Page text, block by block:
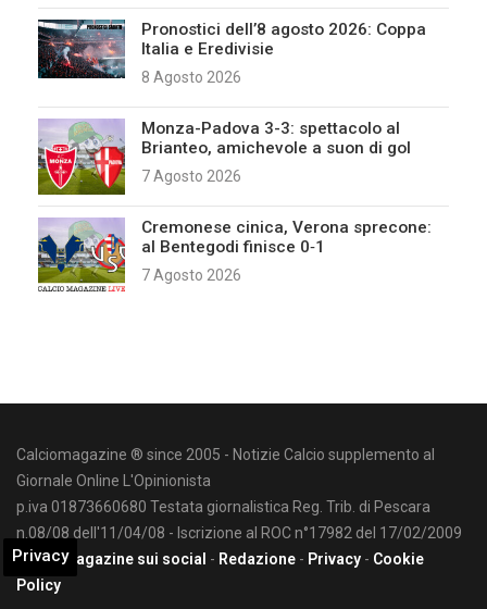
Pronostici dell’8 agosto 2026: Coppa
Italia e Eredivisie
8 Agosto 2026
Monza-Padova 3-3: spettacolo al
Brianteo, amichevole a suon di gol
7 Agosto 2026
Cremonese cinica, Verona sprecone:
al Bentegodi finisce 0‑1
7 Agosto 2026
Calciomagazine ® since 2005 - Notizie Calcio supplemento al
Giornale Online L'Opinionista
p.iva 01873660680 Testata giornalistica Reg. Trib. di Pescara
n.08/08 dell'11/04/08 - Iscrizione al ROC n°17982 del 17/02/2009
Calciomagazine sui social - Redazione - Privacy - Cookie
Policy
Privacy